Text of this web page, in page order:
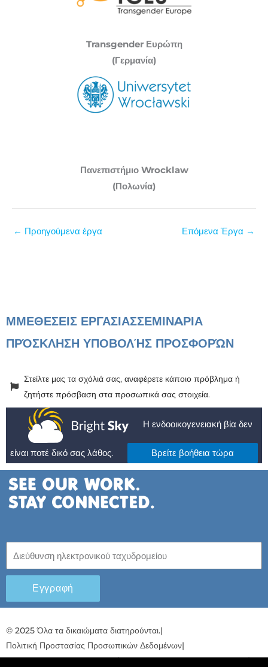
Transgender Ευρώπη
(Γερμανία)
Πανεπιστήμιο Wrocklaw
(Πολωνία)
← Προηγούμενα έργα Επόμενα Έργα →
ΜΜΕΘΕΣΕΙΣ ΕΡΓΑΣΙΑΣΣΕΜΙΝAΡΙΑ
ΠΡΌΣΚΛΗΣΗ ΥΠΟΒΟΛΉΣ ΠΡΟΣΦΟΡΏΝ
Στείλτε μας τα σχόλιά σας, αναφέρετε κάποιο πρόβλημα ή
ζητήστε πρόσβαση στα προσωπικά σας στοιχεία.
Η ενδοοικογενειακή βία δεν
είναι ποτέ δικό σας λάθος. Βρείτε βοήθεια τώρα
Εγγραφή
© 2025 Όλα τα δικαιώματα διατηρούνται.|
Πολιτική Προστασίας Προσωπικών Δεδομένων|
Πολιτική προστασίας παιδιών|Σχέδιο για την ισότητα των φύλων|